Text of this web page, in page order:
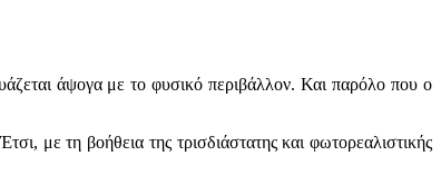
άψογα με το φυσικό περιβάλλον. Και παρόλο που ο
με τη βοήθεια της τρισδιάστατης και φωτορεαλιστικής